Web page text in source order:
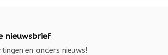
nieuwsbrief
en anders nieuws!